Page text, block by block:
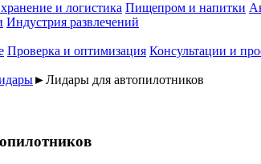
и логистика Пищепром и напитки
Индустрия развлечений
Проверка и оптимизация Консультации и
►Лидары для автопилотников